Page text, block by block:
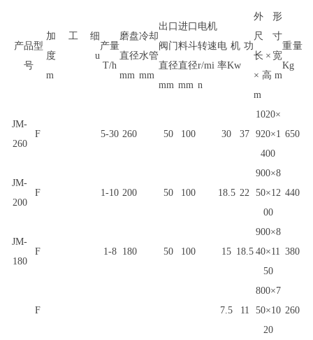
产品型
号
加工 细
度
u
m
产量
T/h
磨盘
直径
mm
冷却
水管
mm
出口
阀门
直径
mm
进口
料斗
直径
mm
电机
转速
r/mi
n
电机 功
率Kw
外形
尺寸
长×宽
×高 m
m
重量
Kg
JM-
260
F 5-30 260 50 100 30 37
1020×
920×1
400
650
JM-
200
F 1-10 200 50 100 18.5 22
900×8
50×12
00
440
JM-
180
F 1-8 180 50 100 15 18.5
900×8
40×11
50
380
F 7.5 11
800×7
50×10
20
260